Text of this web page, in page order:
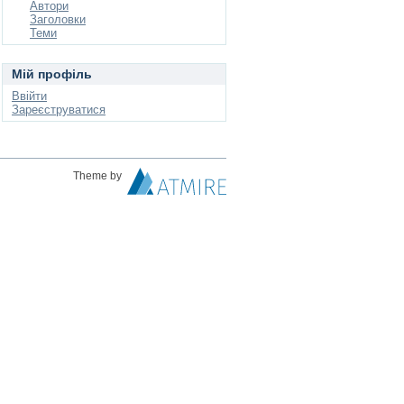
Автори
Заголовки
Теми
Мій профіль
Ввійти
Зареєструватися
Theme by